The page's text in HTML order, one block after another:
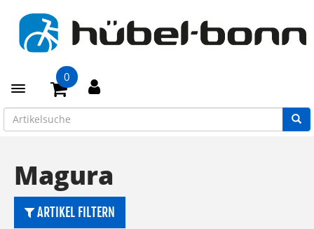
Toggle navigation
0
Magura
ARTIKEL FILTERN